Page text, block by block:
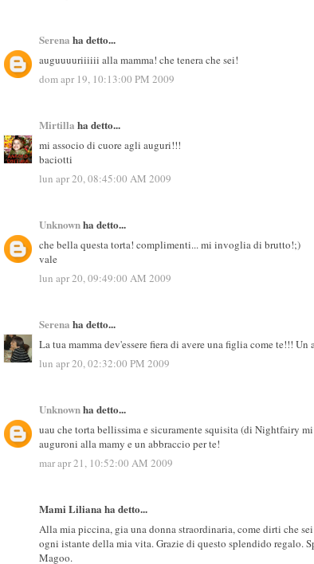
Serena ha detto...
auguuuuriiiiii alla mamma! che tenera che sei!
dom apr 19, 10:13:00 PM 2009
Mirtilla ha detto...
mi associo di cuore agli auguri!!!
baciotti
lun apr 20, 08:45:00 AM 2009
Unknownha detto...
che bella questa torta! complimenti... mi invoglia di brutto!;)
vale
lun apr 20, 09:49:00 AM 2009
Serena ha detto...
La tua mamma dev'essere fiera di avere una figlia come te!!!
lun apr 20, 02:32:00 PM 2009
Unknownha detto...
uau che torta bellissima e sicuramente squisita (di Nightfairy
auguroni alla mamy e un abbraccio per te!
mar apr 21, 10:52:00 AM 2009
Mami Liliana ha detto...
Alla mia piccina, gia una donna straordinaria, come dirti che
ogni istante della mia vita. Grazie di questo splendido regalo.
Magoo.